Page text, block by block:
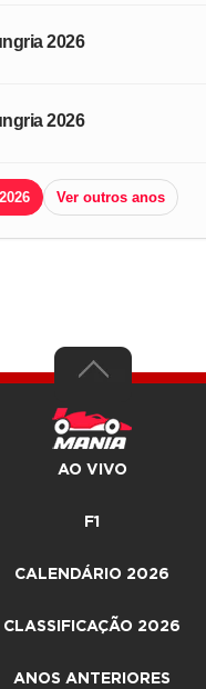
2026
2026
Ver outros anos
AO VIVO
F1
CALENDÁRIO 2026
CLASSIFICAÇÃO 2026
ANOS ANTERIORES